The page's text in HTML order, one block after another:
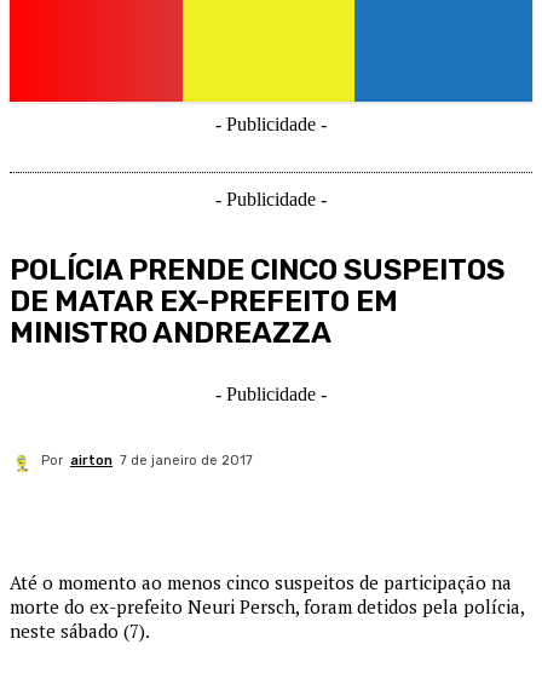
- Publicidade -
- Publicidade -
POLÍCIA PRENDE CINCO SUSPEITOS
DE MATAR EX-PREFEITO EM
MINISTRO ANDREAZZA
- Publicidade -
Por airton 7 de janeiro de 2017
Até o momento ao menos cinco suspeitos de participação na
morte do ex-prefeito Neuri Persch, foram detidos pela polícia,
neste sábado (7).